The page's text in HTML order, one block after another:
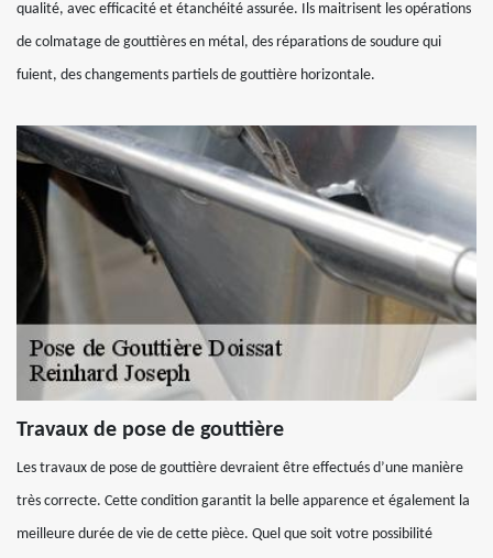
qualité, avec efficacité et étanchéité assurée. Ils maitrisent les opérations
de colmatage de gouttières en métal, des réparations de soudure qui
fuient, des changements partiels de gouttière horizontale.
Travaux de pose de gouttière
Les travaux de pose de gouttière devraient être effectués d’une manière
très correcte. Cette condition garantit la belle apparence et également la
meilleure durée de vie de cette pièce. Quel que soit votre possibilité